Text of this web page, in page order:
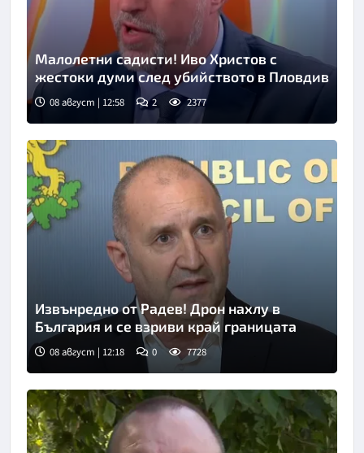
Снимка: бТВ
Малолетни садисти! Иво Христов с
жестоки думи след убийството в Пловдив
08 август | 12:58 2 2377
Извънредно от Радев! Дрон нахлу в
България и се взриви край границата
08 август | 12:18 0 7728